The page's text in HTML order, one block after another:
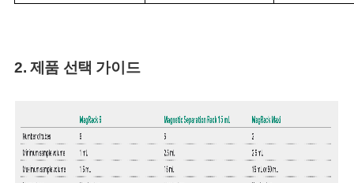
2. 제품 선택 가이드